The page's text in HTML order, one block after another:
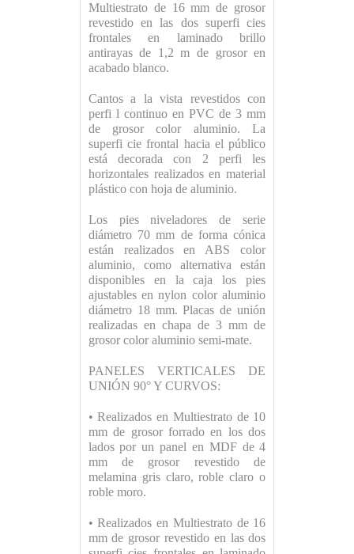
Multiestrato de 16 mm de grosor
revestido en las dos superfi cies
frontales en laminado brillo
antirayas de 1,2 m de grosor en
acabado blanco.
Cantos a la vista revestidos con
perfi l continuo en PVC de 3 mm
de grosor color aluminio. La
superfi cie frontal hacia el público
está decorada con 2 perfi les
horizontales realizados en material
plástico con hoja de aluminio.
Los pies niveladores de serie
diámetro 70 mm de forma cónica
están realizados en ABS color
aluminio, como alternativa están
disponibles en la caja los pies
ajustables en nylon color aluminio
diámetro 18 mm. Placas de unión
realizadas en chapa de 3 mm de
grosor color aluminio semi-mate.
PANELES VERTICALES DE
UNIÓN 90° Y CURVOS:
• Realizados en Multiestrato de 10
mm de grosor forrado en los dos
lados por un panel en MDF de 4
mm de grosor revestido de
melamina gris claro, roble claro o
roble moro.
• Realizados en Multiestrato de 16
mm de grosor revestido en las dos